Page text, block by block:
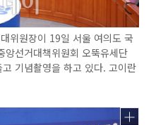
위원장이 19일 서울 여의도 국
앙선거대책위원회 오뚝유세단
기념촬영을 하고 있다. 고이란